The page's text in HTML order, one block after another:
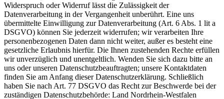
Widerspruch oder Widerruf lässt die Zulässigkeit der
Datenverarbeitung in der Vergangenheit unberührt. Eine uns
übermittelte Einwilligung zur Datenverarbeitung (Art. 6 Abs. 1 lit a
DSGVO) können Sie jederzeit widerrufen; wir verarbeiten Ihre
personenbezogenen Daten dann nicht weiter, außer es besteht eine
gesetzliche Erlaubnis hierfür. Die Ihnen zustehenden Rechte erfüllen
wir unverzüglich und unentgeltlich. Wenden Sie sich dazu bitte an
uns oder unseren Datenschutzbeauftragten; unsere Kontaktdaten
finden Sie am Anfang dieser Datenschutzerklärung. Schließlich
haben Sie nach Art. 77 DSGVO das Recht zur Beschwerde bei der
zuständigen Datenschutzbehörde: Land Nordrhein-Westfalen